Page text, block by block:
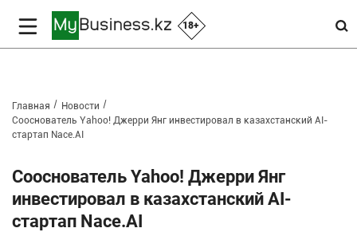
18+
Главная
Новости
Сооснователь Yahoo! Джерри Янг инвестировал в казахстанский AI-
стартап Nace.AI
Сооснователь Yahoo! Джерри Янг
инвестировал в казахстанский AI-
стартап Nace.AI